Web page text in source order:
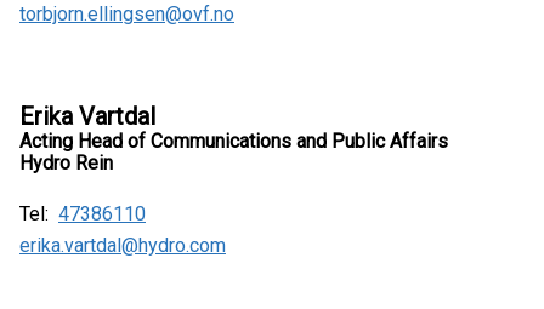
torbjorn.ellingsen@ovf.no
Erika Vartdal
Acting Head of Communications and Public Affairs
Hydro Rein
Tel: 47386110
erika.vartdal@hydro.com